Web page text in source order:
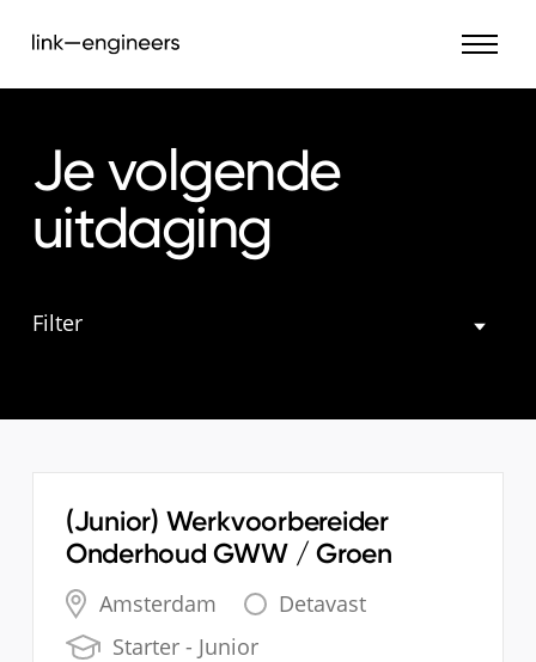
Je volgende
uitdaging
Filter
(Junior) Werkvoorbereider
Onderhoud GWW / Groen
Amsterdam
Detavast
Starter - Junior